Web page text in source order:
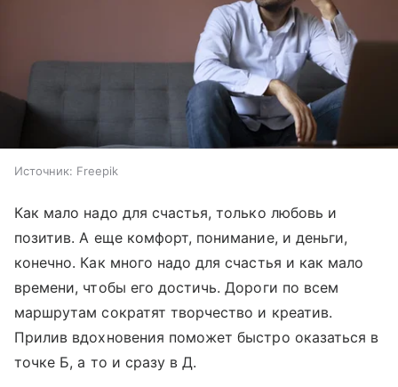
Источник: Freepik
Как мало надо для счастья, только любовь и
позитив. А еще комфорт, понимание, и деньги,
конечно. Как много надо для счастья и как мало
времени, чтобы его достичь. Дороги по всем
маршрутам сократят творчество и креатив.
Прилив вдохновения поможет быстро оказаться в
точке Б, а то и сразу в Д.